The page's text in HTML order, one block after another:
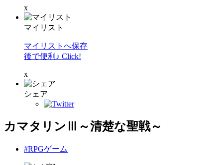
x
マイリスト
マイリストへ保存
後で便利♪ Click!
x
シェア
カマタリンⅢ～清楚な聖戦～
#RPGゲーム